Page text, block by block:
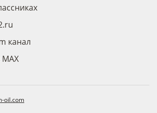
канал
oil.com